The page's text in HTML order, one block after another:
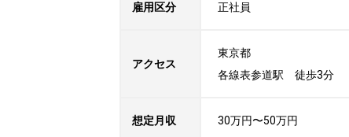
雇用区分 正社員
アクセス
東京都
各線表参道駅　徒歩3分
想定月収 30万円〜50万円